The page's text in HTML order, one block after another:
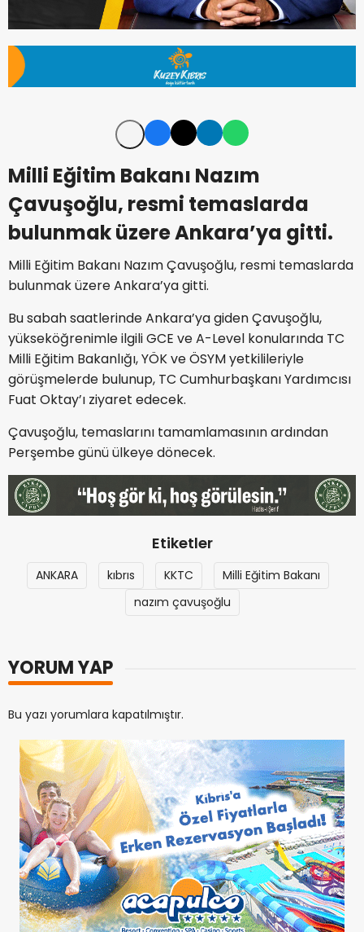
Milli Eğitim Bakanı Nazım
Çavuşoğlu, resmi temaslarda
bulunmak üzere Ankara’ya gitti.
Milli Eğitim Bakanı Nazım Çavuşoğlu, resmi temaslarda
bulunmak üzere Ankara’ya gitti.
Bu sabah saatlerinde Ankara’ya giden Çavuşoğlu,
yükseköğrenimle ilgili GCE ve A-Level konularında TC
Milli Eğitim Bakanlığı, YÖK ve ÖSYM yetkilileriyle
görüşmelerde bulunup, TC Cumhurbaşkanı Yardımcısı
Fuat Oktay’ı ziyaret edecek.
Çavuşoğlu, temaslarını tamamlamasının ardından
Perşembe günü ülkeye dönecek.
Etiketler
ANKARA kıbrıs KKTC
Milli Eğitim Bakanı
nazım çavuşoğlu
YORUM YAP
Bu yazı yorumlara kapatılmıştır.